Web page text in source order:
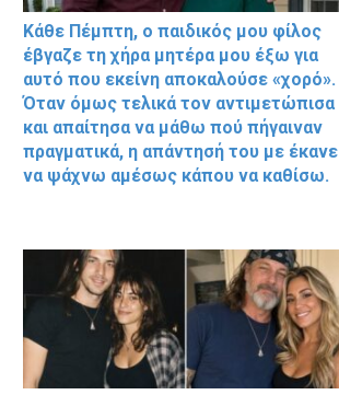
Κάθε Πέμπτη, ο παιδικός μου φίλος
έβγαζε τη χήρα μητέρα μου έξω για
αυτό που εκείνη αποκαλούσε «χορό».
Όταν όμως τελικά τον αντιμετώπισα
και απαίτησα να μάθω πού πήγαιναν
πραγματικά, η απάντησή του με έκανε
να ψάχνω αμέσως κάπου να καθίσω.